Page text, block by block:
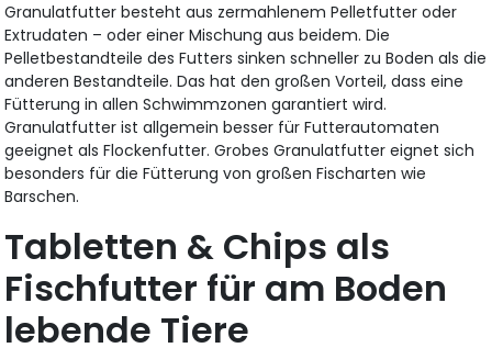
Granulatfutter besteht aus zermahlenem Pelletfutter oder
Extrudaten – oder einer Mischung aus beidem. Die
Pelletbestandteile des Futters sinken schneller zu Boden als die
anderen Bestandteile. Das hat den großen Vorteil, dass eine
Fütterung in allen Schwimmzonen garantiert wird.
Granulatfutter ist allgemein besser für Futterautomaten
geeignet als Flockenfutter. Grobes Granulatfutter eignet sich
besonders für die Fütterung von großen Fischarten wie
Barschen.
Tabletten & Chips als
Fischfutter für am Boden
lebende Tiere